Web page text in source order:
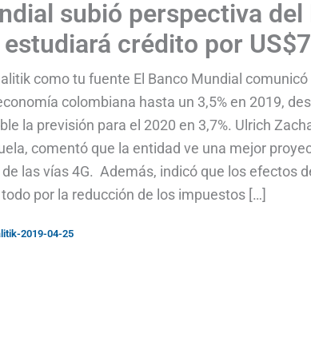
subió perspectiva del
crédito por
como tu fuente El Banco Mundial
colombiana hasta un 3,5% en 2019,
la previsión para el 2020 en 3,7%. Ulrich
comentó que la entidad ve una mejor
las vías 4G. Además, indicó que los efectos
por la reducción de los impuestos […]
-2019-04-25